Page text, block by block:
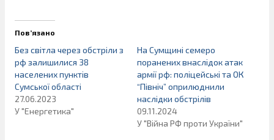
Пов’язано
Без світла через обстріли з
рф залишилися 38
населених пунктів
Сумської області
27.06.2023
У "Енергетика"
На Сумщині семеро
поранених внаслідок атак
армії рф: поліцейські та ОК
“Північ” оприлюднили
наслідки обстрілів
09.11.2024
У "Війна РФ проти України"